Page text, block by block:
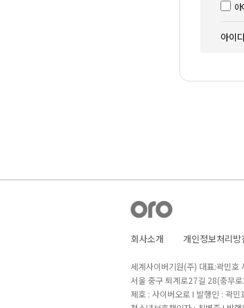
아
아이
회사소개 개인정보처리방
세계사이버기원(주) 대표:곽민
서울 중구 퇴계로27길 28(충무
제호 : 사이버오로 I 발행인 : 곽